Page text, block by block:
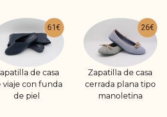
26€
Zapatilla de casa
cerrada plana tipo
manoletina
32€
Zapatilla de casa
de felpa abierta
con cuña